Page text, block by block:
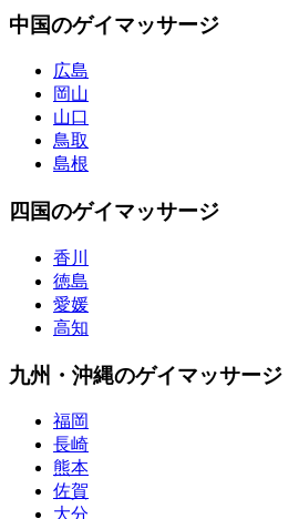
中国のゲイマッサージ
広島
岡山
山口
鳥取
島根
四国のゲイマッサージ
香川
徳島
愛媛
高知
九州・沖縄のゲイマッサージ
福岡
長崎
熊本
佐賀
大分